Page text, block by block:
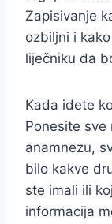
Zapisivanje
ozbiljni i
liječniku da
Kada idete
Ponesite sve
anamnezu,
bilo kakve
ste imali ili
informacija